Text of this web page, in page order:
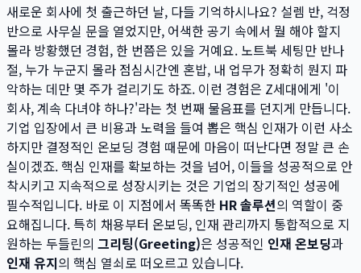
새로운 회사에 첫 출근하던 날, 다들 기억하시나요? 설렘 반, 걱정
반으로 사무실 문을 열었지만, 어색한 공기 속에서 뭘 해야 할지
몰라 방황했던 경험, 한 번쯤은 있을 거예요. 노트북 세팅만 반나
절, 누가 누군지 몰라 점심시간엔 혼밥, 내 업무가 정확히 뭔지 파
악하는 데만 몇 주가 걸리기도 하죠. 이런 경험은 Z세대에게 '이
회사, 계속 다녀야 하나?'라는 첫 번째 물음표를 던지게 만듭니다.
기업 입장에서 큰 비용과 노력을 들여 뽑은 핵심 인재가 이런 사소
하지만 결정적인 온보딩 경험 때문에 마음이 떠난다면 정말 큰 손
실이겠죠. 핵심 인재를 확보하는 것을 넘어, 이들을 성공적으로 안
착시키고 지속적으로 성장시키는 것은 기업의 장기적인 성공에
필수적입니다. 바로 이 지점에서 똑똑한 HR 솔루션의 역할이 중
요해집니다. 특히 채용부터 온보딩, 인재 관리까지 통합적으로 지
원하는 두들린의 그리팅(Greeting)은 성공적인 인재 온보딩과
인재 유지의 핵심 열쇠로 떠오르고 있습니다.